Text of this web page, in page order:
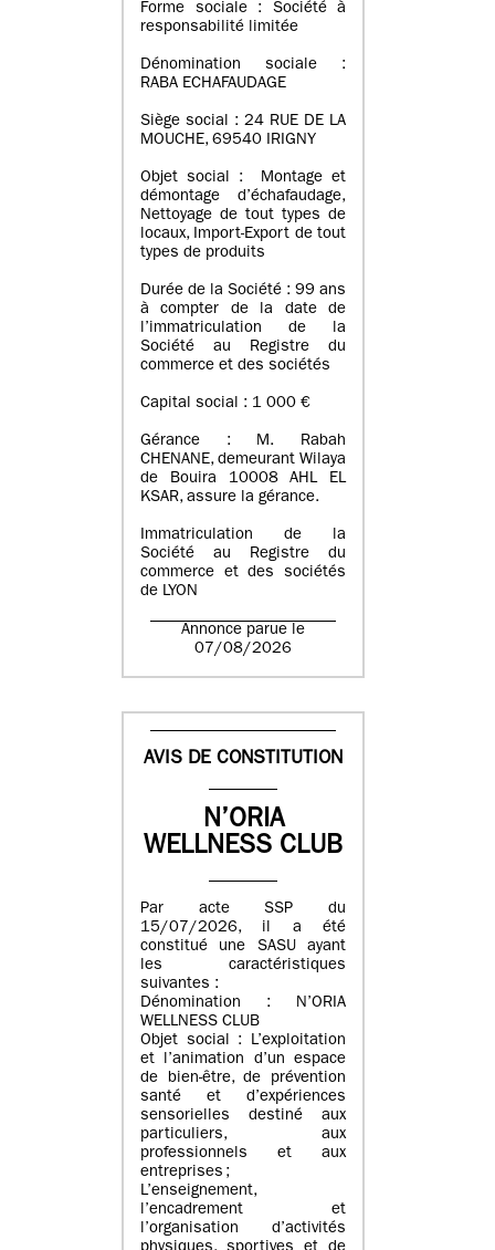
Forme sociale : Société à
responsabilité limitée
Dénomination sociale :
RABA ECHAFAUDAGE
Siège social : 24 RUE DE LA
MOUCHE, 69540 IRIGNY
Objet social : Montage et
démontage d’échafaudage,
Nettoyage de tout types de
locaux, Import-Export de tout
types de produits
Durée de la Société : 99 ans
à compter de la date de
l’immatriculation de la
Société au Registre du
commerce et des sociétés
Capital social : 1 000 €
Gérance : M. Rabah
CHENANE, demeurant Wilaya
de Bouira 10008 AHL EL
KSAR, assure la gérance.
Immatriculation de la
Société au Registre du
commerce et des sociétés
de LYON
Annonce parue le
07/08/2026
AVIS DE CONSTITUTION
N’ORIA
WELLNESS CLUB
Par acte SSP du
15/07/2026, il a été
constitué une SASU ayant
les caractéristiques
suivantes :
Dénomination : N’ORIA
WELLNESS CLUB
Objet social : L’exploitation
et l’animation d’un espace
de bien-être, de prévention
santé et d’expériences
sensorielles destiné aux
particuliers, aux
professionnels et aux
entreprises ;
L’enseignement,
l’encadrement et
l’organisation d’activités